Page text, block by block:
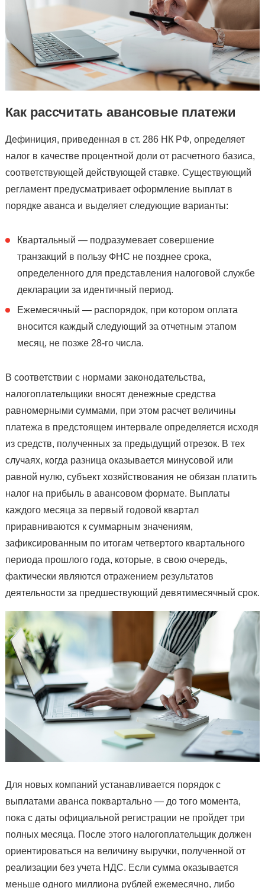
Как рассчитать авансовые платежи
Дефиниция, приведенная в ст. 286 НК РФ, определяет
налог в качестве процентной доли от расчетного базиса,
соответствующей действующей ставке. Существующий
регламент предусматривает оформление выплат в
порядке аванса и выделяет следующие варианты:
Квартальный — подразумевает совершение
транзакций в пользу ФНС не позднее срока,
определенного для представления налоговой службе
декларации за идентичный период.
Ежемесячный — распорядок, при котором оплата
вносится каждый следующий за отчетным этапом
месяц, не позже 28-го числа.
В соответствии с нормами законодательства,
налогоплательщики вносят денежные средства
равномерными суммами, при этом расчет величины
платежа в предстоящем интервале определяется исходя
из средств, полученных за предыдущий отрезок. В тех
случаях, когда разница оказывается минусовой или
равной нулю, субъект хозяйствования не обязан платить
налог на прибыль в авансовом формате. Выплаты
каждого месяца за первый годовой квартал
приравниваются к суммарным значениям,
зафиксированным по итогам четвертого квартального
периода прошлого года, которые, в свою очередь,
фактически являются отражением результатов
деятельности за предшествующий девятимесячный срок.
Для новых компаний устанавливается порядок с
выплатами аванса поквартально — до того момента,
пока с даты официальной регистрации не пройдет три
полных месяца. После этого налогоплательщик должен
ориентироваться на величину выручки, полученной от
реализации без учета НДС. Если сумма оказывается
меньше одного миллиона рублей ежемесячно, либо